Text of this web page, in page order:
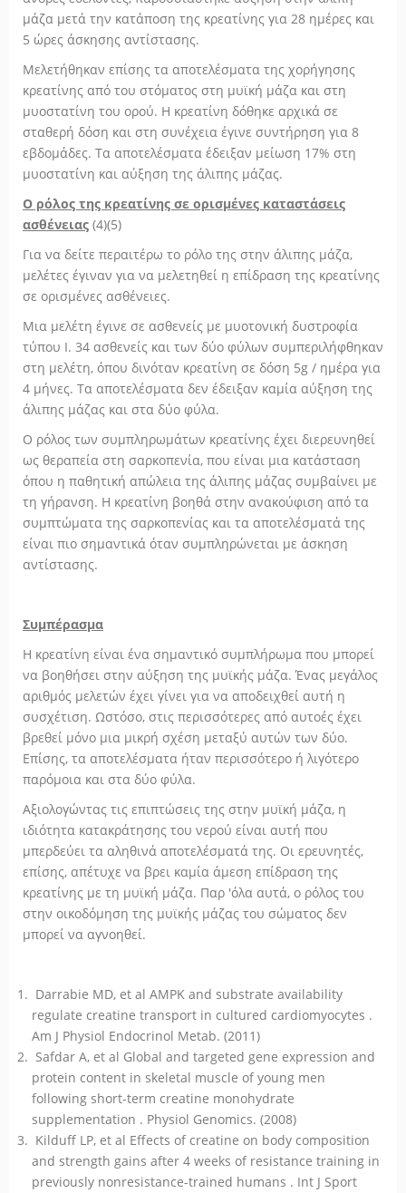
μάζα μετά την κατάποση της κρεατίνης για 28 ημέρες και
5 ώρες άσκησης αντίστασης.
Μελετήθηκαν επίσης τα αποτελέσματα της χορήγησης
κρεατίνης από του στόματος στη μυϊκή μάζα και στη
μυοστατίνη του ορού. Η κρεατίνη δόθηκε αρχικά σε
σταθερή δόση και στη συνέχεια έγινε συντήρηση για 8
εβδομάδες. Τα αποτελέσματα έδειξαν μείωση 17% στη
μυοστατίνη και αύξηση της άλιπης μάζας.
Ο ρόλος της κρεατίνης σε ορισμένες καταστάσεις
ασθένειας (4)(5)
Για να δείτε περαιτέρω το ρόλο της στην άλιπης μάζα,
μελέτες έγιναν για να μελετηθεί η επίδραση της κρεατίνης
σε ορισμένες ασθένειες.
Μια μελέτη έγινε σε ασθενείς με μυοτονική δυστροφία
τύπου I. 34 ασθενείς και των δύο φύλων συμπεριλήφθηκαν
στη μελέτη, όπου δινόταν κρεατίνη σε δόση 5g / ημέρα για
4 μήνες. Τα αποτελέσματα δεν έδειξαν καμία αύξηση της
άλιπης μάζας και στα δύο φύλα.
Ο ρόλος των συμπληρωμάτων κρεατίνης έχει διερευνηθεί
ως θεραπεία στη σαρκοπενία, που είναι μια κατάσταση
όπου η παθητική απώλεια της άλιπης μάζας συμβαίνει με
τη γήρανση. Η κρεατίνη βοηθά στην ανακούφιση από τα
συμπτώματα της σαρκοπενίας και τα αποτελέσματά της
είναι πιο σημαντικά όταν συμπληρώνεται με άσκηση
αντίστασης.
Συμπέρασμα
Η κρεατίνη είναι ένα σημαντικό συμπλήρωμα που μπορεί
να βοηθήσει στην αύξηση της μυϊκής μάζα. Ένας μεγάλος
αριθμός μελετών έχει γίνει για να αποδειχθεί αυτή η
συσχέτιση. Ωστόσο, στις περισσότερες από αυτοές έχει
βρεθεί μόνο μια μικρή σχέση μεταξύ αυτών των δύο.
Επίσης, τα αποτελέσματα ήταν περισσότερο ή λιγότερο
παρόμοια και στα δύο φύλα.
Αξιολογώντας τις επιπτώσεις της στην μυϊκή μάζα, η
ιδιότητα κατακράτησης του νερού είναι αυτή που
μπερδεύει τα αληθινά αποτελέσματά της. Οι ερευνητές,
επίσης, απέτυχε να βρει καμία άμεση επίδραση της
κρεατίνης με τη μυϊκή μάζα. Παρ 'όλα αυτά, ο ρόλος του
στην οικοδόμηση της μυϊκής μάζας του σώματος δεν
μπορεί να αγνοηθεί.
Darrabie MD, et al AMPK and substrate availability
regulate creatine transport in cultured cardiomyocytes .
Am J Physiol Endocrinol Metab. (2011)
Safdar A, et al Global and targeted gene expression and
protein content in skeletal muscle of young men
following short-term creatine monohydrate
supplementation . Physiol Genomics. (2008)
Kilduff LP, et al Effects of creatine on body composition
and strength gains after 4 weeks of resistance training in
previously nonresistance-trained humans . Int J Sport